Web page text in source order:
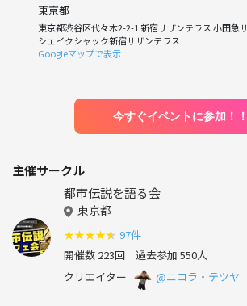
東京都
東京都渋谷区代々木2-2-1 新宿サザンテラス 小田急
シェイクシャック新宿サザンテラス
Googleマップで表示
今すぐイベントに参加！！
主催サークル
都市伝説を語る会
東京都
★★★★★ 97件
開催数 223回 過去参加 550人
クリエイター
@ニコラ・テツヤ